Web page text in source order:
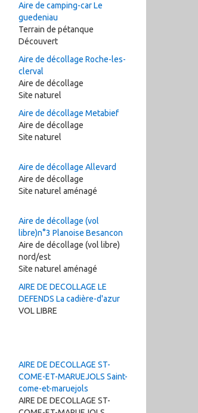
Aire de camping-car Le
guedeniau
Terrain de pétanque
Découvert
Aire de décollage Roche-les-
clerval
Aire de décollage
Site naturel
Aire de décollage Metabief
Aire de décollage
Site naturel
Aire de décollage Allevard
Aire de décollage
Site naturel aménagé
Aire de décollage (vol
libre)n°3 Planoise Besancon
Aire de décollage (vol libre)
nord/est
Site naturel aménagé
AIRE DE DECOLLAGE LE
DEFENDS La cadière-d'azur
VOL LIBRE
AIRE DE DECOLLAGE ST-
COME-ET-MARUEJOLS Saint-
come-et-maruejols
AIRE DE DECOLLAGE ST-